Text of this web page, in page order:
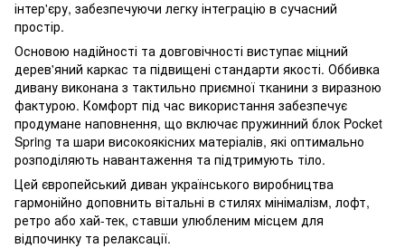
інтер'єру, забезпечуючи легку інтеграцію в сучасний
простір.
Основою надійності та довговічності виступає міцний
дерев'яний каркас та підвищені стандарти якості. Оббивка
дивану виконана з тактильно приємної тканини з виразною
фактурою. Комфорт під час використання забезпечує
продумане наповнення, що включає пружинний блок Pocket
Spring та шари високоякісних матеріалів, які оптимально
розподіляють навантаження та підтримують тіло.
Цей європейський диван українського виробництва
гармонійно доповнить вітальні в стилях мінімалізм, лофт,
ретро або хай-тек, ставши улюбленим місцем для
відпочинку та релаксації.